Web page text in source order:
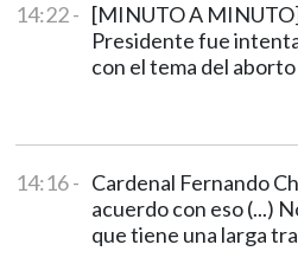
14:22 - [MINUTO A
Presidente fue
con el tema del
14:16 - Cardenal Fernando
acuerdo con eso (...)
que tiene una larga